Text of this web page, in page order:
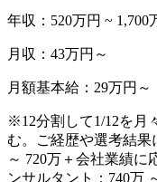
年収：520万円 ~ 1,700
月収：43万円～
月額基本給：29万円～
※12分割して1/12を月
む。ご経歴や選考結果
～ 720万＋会社業績に
ンサルタント：740万